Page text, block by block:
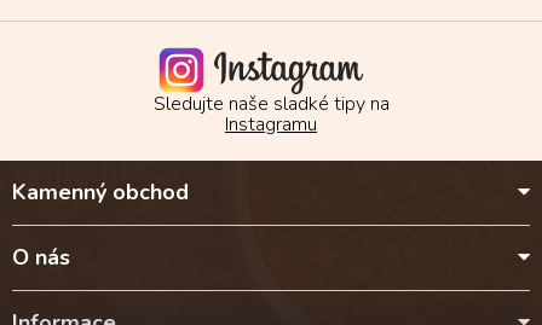
Sledujte naše sladké tipy na
Instagramu
Z
p
Kamenný obchod
O nás